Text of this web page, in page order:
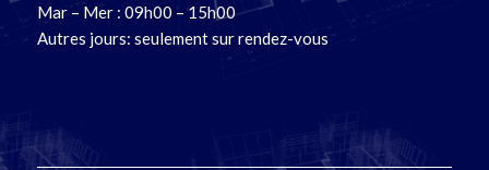
Mar – Mer : 09h00 – 15h00
Autres jours: seulement sur rendez-vous